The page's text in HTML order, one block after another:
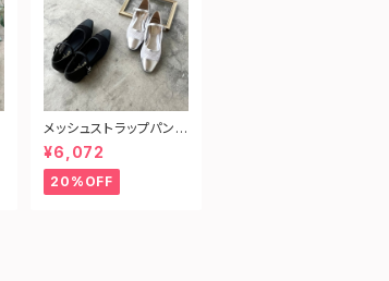
メッシュストラップパンプ
ス
¥6,072
20%OFF